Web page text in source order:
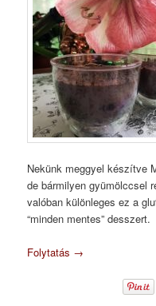
Nekünk meggyel készítve
de bármilyen gyümölccsel
valóban különleges ez a
“minden mentes” desszert.
Folytatás →